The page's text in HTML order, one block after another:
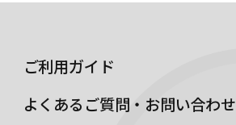
ご利用ガイド
よくあるご質問・お問い合わせ